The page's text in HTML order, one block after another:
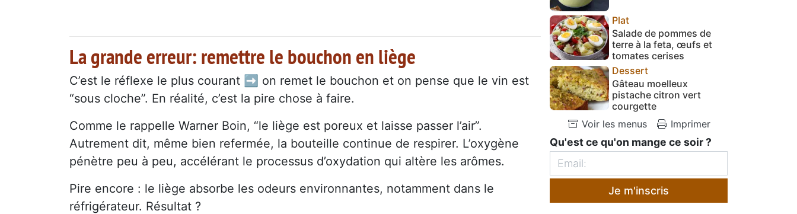
La grande erreur: remettre le bouchon en liège
C’est le réflexe le plus courant ➡️ on remet le bouchon et on pense que le vin est
“sous cloche”. En réalité, c’est la pire chose à faire.
Comme le rappelle Warner Boin, “le liège est poreux et laisse passer l’air”.
Autrement dit, même bien refermée, la bouteille continue de respirer. L’oxygène
pénètre peu à peu, accélérant le processus d’oxydation qui altère les arômes.
Pire encore : le liège absorbe les odeurs environnantes, notamment dans le
réfrigérateur. Résultat ?
Plat
Salade de pommes de
terre à la feta, œufs et
tomates cerises
Dessert
Gâteau moelleux
pistache citron vert
courgette
Voir les menus
Imprimer
Qu'est ce qu'on mange ce soir ?
Je m'inscris